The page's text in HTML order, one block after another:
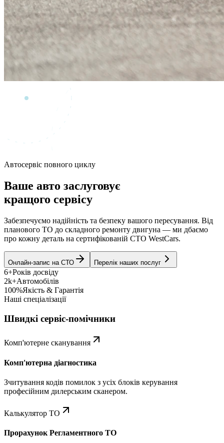
Автосервіс повного циклу
Ваше авто заслуговує
кращого сервісу
Забезпечуємо надійність та безпеку вашого пересування. Від
планового ТО до складного ремонту двигуна — ми дбаємо
про кожну деталь на сертифікованій СТО WestCars.
Онлайн-запис на СТО Перелік наших послуг
6+Років досвіду
2k+Автомобілів
100%Якість & Гарантія
Наші спеціалізації
Швидкі сервіс-помічники
Комп'ютерне сканування
Комп'ютерна діагностика
Зчитування кодів помилок з усіх блоків керування
професійним дилерським сканером.
Калькулятор ТО
Прорахунок Регламентного ТО